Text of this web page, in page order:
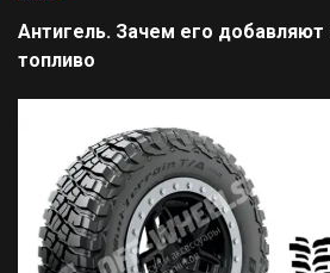
Антигель. Зачем его
топливо